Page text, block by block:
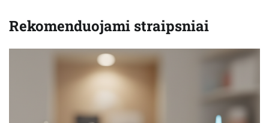
Rekomenduojami straipsniai